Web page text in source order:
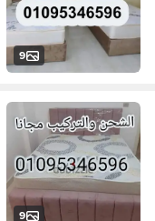
9
9